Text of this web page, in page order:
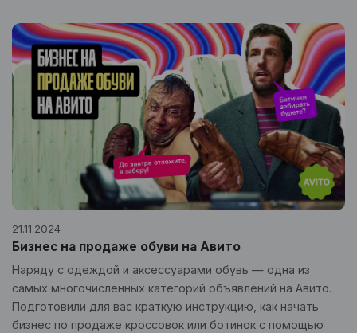
21.11.2024
Бизнес на продаже обуви на Авито
Наряду с одеждой и аксессуарами обувь — одна из
самых многочисленных категорий объявлений на Авито.
Подготовили для вас краткую инструкцию, как начать
бизнес по продаже кроссовок или ботинок с помощью